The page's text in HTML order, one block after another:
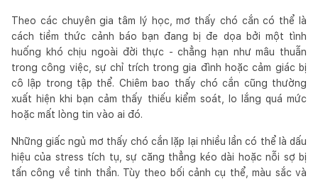
Theo các chuyên gia tâm lý học, mơ thấy chó cắn có thể là
cách tiềm thức cảnh báo bạn đang bị đe dọa bởi một tình
huống khó chịu ngoài đời thực - chẳng hạn như mâu thuẫn
trong công việc, sự chỉ trích trong gia đình hoặc cảm giác bị
cô lập trong tập thể. Chiêm bao thấy chó cắn cũng thường
xuất hiện khi bạn cảm thấy thiếu kiểm soát, lo lắng quá mức
hoặc mất lòng tin vào ai đó.
Những giấc ngủ mơ thấy chó cắn lặp lại nhiều lần có thể là dấu
hiệu của stress tích tụ, sự căng thẳng kéo dài hoặc nỗi sợ bị
tấn công về tinh thần. Tùy theo bối cảnh cụ thể, màu sắc và